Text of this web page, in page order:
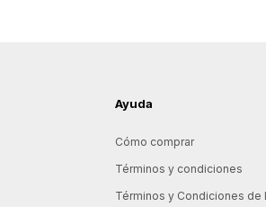
Ayuda
Cómo comprar
Términos y condiciones
Términos y Condiciones